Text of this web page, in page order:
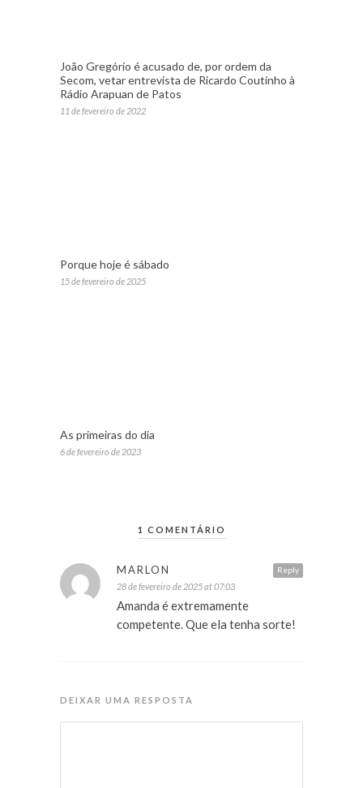
João Gregório é acusado de, por ordem da
Secom, vetar entrevista de Ricardo Coutinho à
Rádio Arapuan de Patos
11 de fevereiro de 2022
Porque hoje é sábado
15 de fevereiro de 2025
As primeiras do dia
6 de fevereiro de 2023
1 COMENTÁRIO
Reply
MARLON
28 de fevereiro de 2025 at 07:03
Amanda é extremamente
competente. Que ela tenha sorte!
DEIXAR UMA RESPOSTA